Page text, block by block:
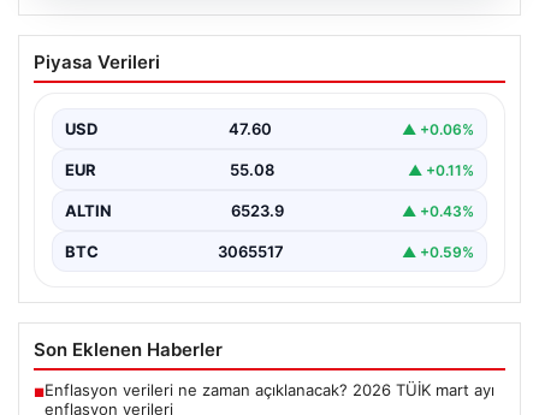
05.08.2026
2026 Kurban Bayramı emekli
ikramiyeleri ne zaman yatacak?
emekli vatandaşın dikkati bayram ikramiyesi
ödemelerine çevrildi.…
Piyasa Verileri
USD 47.60 ▲ +0.06%
EUR 55.08 ▲ +0.11%
ALTIN 6523.9 ▲ +0.43%
BTC 3065517 ▲ +0.59%
Son Eklenen Haberler
■Enflasyon verileri ne zaman açıklanacak? 2026 TÜİK mart ayı
enflasyon verileri